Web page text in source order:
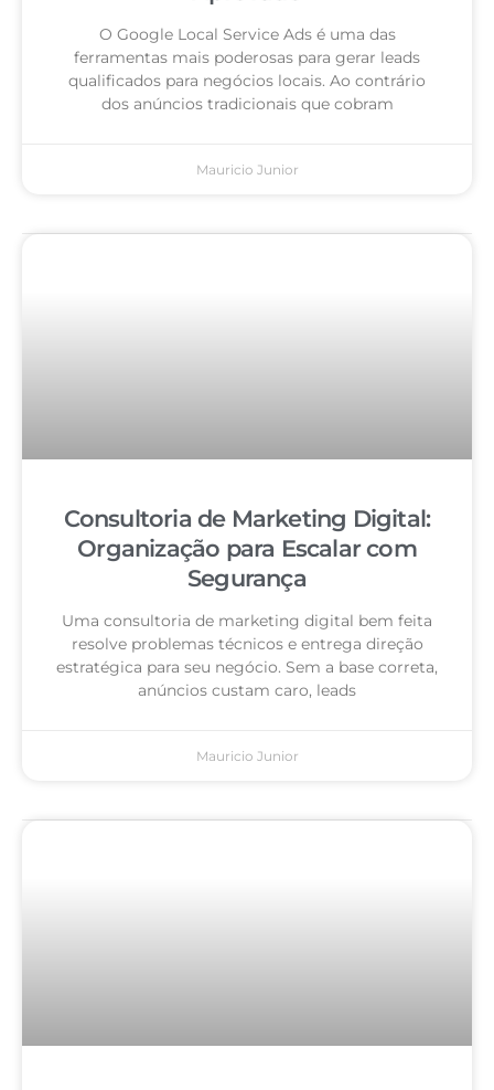
O Google Local Service Ads é uma das
ferramentas mais poderosas para gerar leads
qualificados para negócios locais. Ao contrário
dos anúncios tradicionais que cobram
Mauricio Junior
Consultoria de Marketing Digital:
Organização para Escalar com
Segurança
Uma consultoria de marketing digital bem feita
resolve problemas técnicos e entrega direção
estratégica para seu negócio. Sem a base correta,
anúncios custam caro, leads
Mauricio Junior